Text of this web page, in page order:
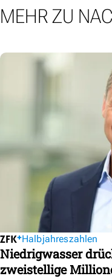
MEHR ZU
Halbjahreszahlen
Niedrigwasser
zweistellige